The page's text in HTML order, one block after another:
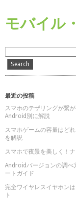
モバイル
最近の投稿
スマホのテザリングが繋
Android別に解説
スマホゲームの容量はど
を解説
スマホで夜景を美しく！
Androidバージョンの調べ
ートガイド
完全ワイヤレスイヤホン
ト